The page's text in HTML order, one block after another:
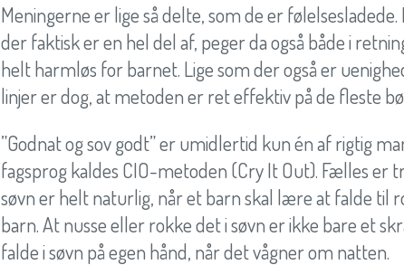
Meningerne er lige så delte, som de er
der faktisk er en hel del af, peger da også både i
helt harmløs for barnet. Lige som der også er
linjer er dog, at metoden er ret effektiv på de fleste
”Godnat og sov godt” er umidlertid kun én af rigtig
fagsprog kaldes CIO-metoden (Cry It Out). Fælles er
søvn er helt naturlig, når et barn skal lære at falde til
barn. At nusse eller rokke det i søvn er ikke bare et
falde i søvn på egen hånd, når det vågner om natten.